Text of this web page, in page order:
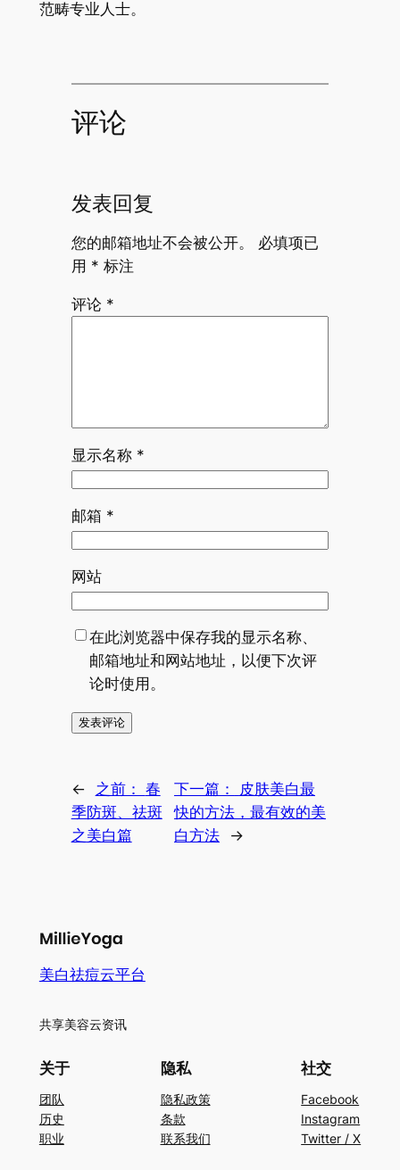
范畴专业人士。
评论
发表回复
您的邮箱地址不会被公开。
必填项已
用 * 标注
评论 *
显示名称 *
邮箱 *
网站
在此浏览器中保存我的显示名称、
邮箱地址和网站地址，以便下次评
论时使用。
← 之前： 春
季防斑、祛斑
之美白篇
下一篇：
皮肤美白最
快的方法，最有效的美
白方法
→
美白祛痘云平台
共享美容云资讯
关于
团队
历史
职业
隐私
隐私政策
条款
联系我们
社交
Facebook
Instagram
Twitter / X